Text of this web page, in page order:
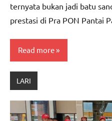
ternyata bukan jadi batu
prestasi di Pra PON Pantai
Read more
LARI